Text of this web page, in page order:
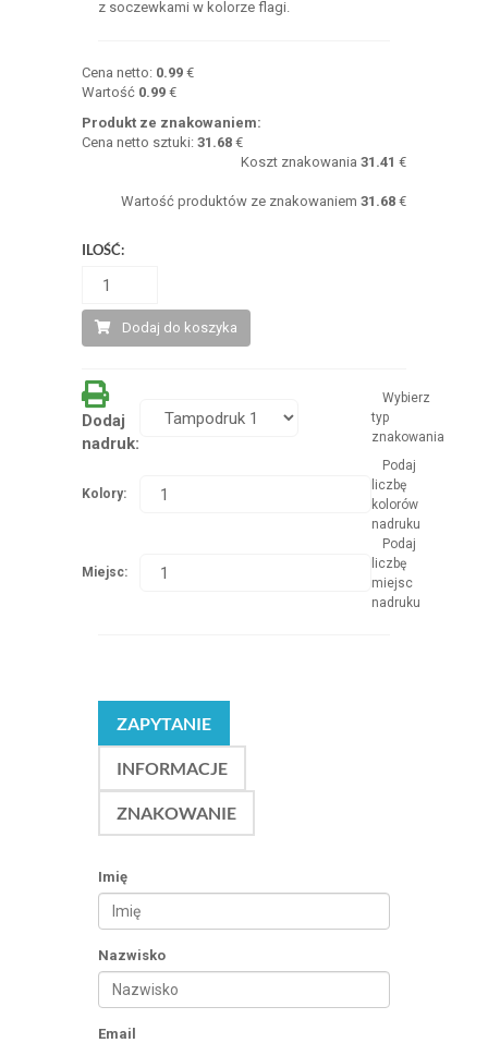
z soczewkami w kolorze flagi.
Cena netto: 0.99€
Wartość 0.99€
Produkt ze znakowaniem:
Cena netto sztuki: 31.68€
Koszt znakowania31.41 €
Wartość produktów ze znakowaniem31.68 €
ILOŚĆ:
Dodaj do koszyka
Dodaj
nadruk:
Wybierz
typ
znakowania
Kolory:
Podaj
liczbę
kolorów
nadruku
Miejsc:
Podaj
liczbę
miejsc
nadruku
ZAPYTANIE
INFORMACJE
ZNAKOWANIE
Imię
Nazwisko
Email